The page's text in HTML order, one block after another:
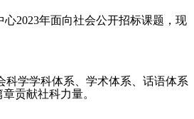
2023年面向社会公开招标课题，现
学学科体系、学术体系、话语体系
贡献社科力量。